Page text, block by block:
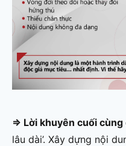
=> Lời khuyên cuối
lâu dài’. Xây dựng nội